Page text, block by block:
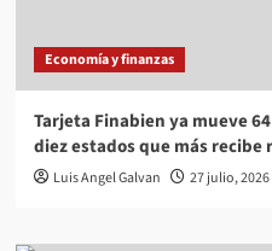
Economía y finanzas
Tarjeta Finabien ya mueve
diez estados que más recibe
Luis Angel Galvan 27 julio, 2026